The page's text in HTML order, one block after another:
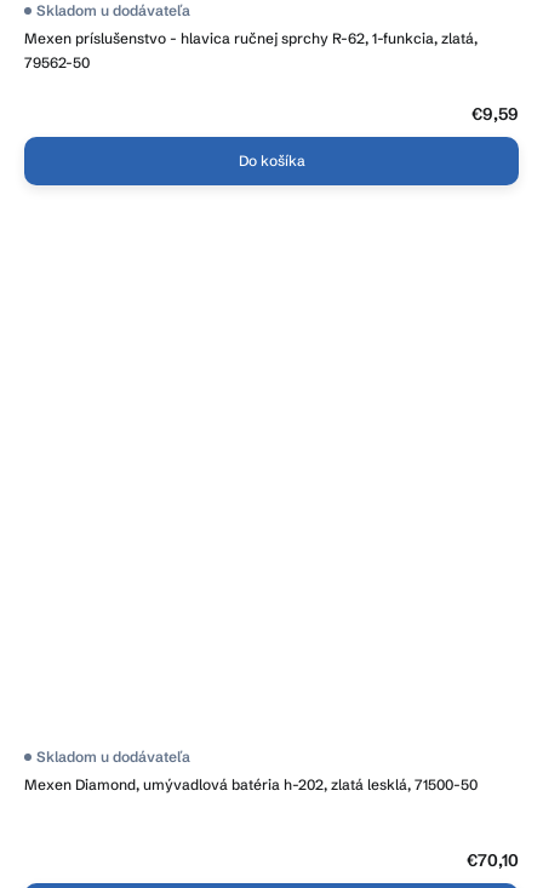
Mexen príslušenstvo - hlavica ručnej sprchy R-62, 1-funkcia, zlatá,
79562-50
Skladom u dodávateľa
€9,59
Do košíka
Mexen Diamond, umývadlová batéria h-202, zlatá lesklá, 71500-50
Skladom u dodávateľa
€70,10